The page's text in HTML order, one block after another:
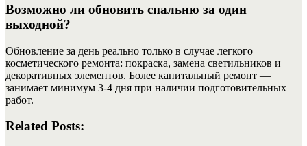
Возможно ли обновить спальню за один
выходной?
Обновление за день реально только в случае легкого
косметического ремонта: покраска, замена светильников и
декоративных элементов. Более капитальный ремонт —
занимает минимум 3-4 дня при наличии подготовительных
работ.
Related Posts: